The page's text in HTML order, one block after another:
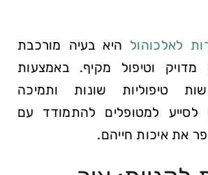
לאלכוהול היא בעיה מורכבת
מדויק וטיפול מקיף. באמצעות
טיפוליות שונות ותמיכה
למטופלים להתמודד עם
את איכות חייהם.